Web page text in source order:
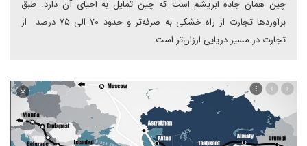
چین همان جاده ابریشم است که چین تمایل به احیای آن دارد. طبق
برآوردها تجارت از راه خشکی به صرفه‌تر و حدود ۷۰ الی ۷۵ درصد از
تجارت در مسیر دریایی ارزان‌تر است.